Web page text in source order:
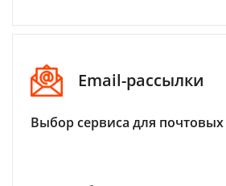
Email-рассылки
Выбор сервиса для